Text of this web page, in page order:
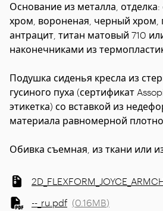
Основание из металла, отделка:
хром, вороненая, черный хром,
антрацит, титан матовый 710
наконечниками из
Подушка сиденья кресла из
гусиного пуха (сертификат
этикетка) со вставкой из
материала равномерной
Обивка съемная, из ткани или
--_ru.pdf (0.16MB)